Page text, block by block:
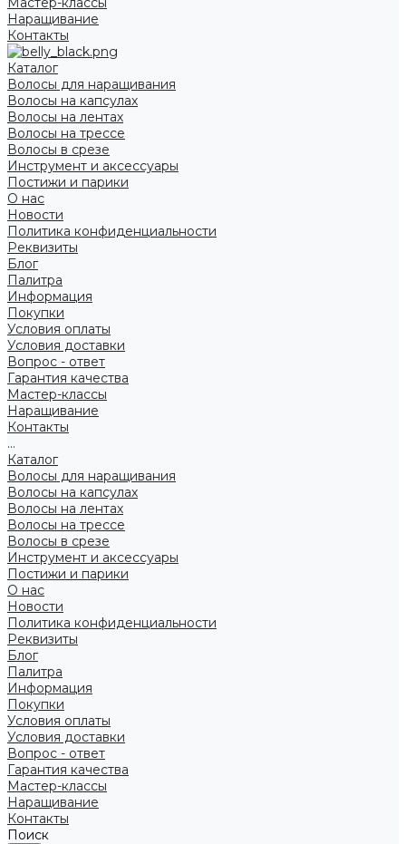
Наращивание
Контакты
Каталог
Волосы для наращивания
Волосы на капсулах
Волосы на лентах
Волосы на трессе
Волосы в срезе
Инструмент и аксессуары
Постижи и парики
О нас
Новости
Политика конфиденциальности
Реквизиты
Блог
Палитра
Информация
Покупки
Условия оплаты
Условия доставки
Вопрос - ответ
Гарантия качества
Мастер-классы
Наращивание
Контакты
...
Каталог
Волосы для наращивания
Волосы на капсулах
Волосы на лентах
Волосы на трессе
Волосы в срезе
Инструмент и аксессуары
Постижи и парики
О нас
Новости
Политика конфиденциальности
Реквизиты
Блог
Палитра
Информация
Покупки
Условия оплаты
Условия доставки
Вопрос - ответ
Гарантия качества
Мастер-классы
Наращивание
Контакты
Поиск